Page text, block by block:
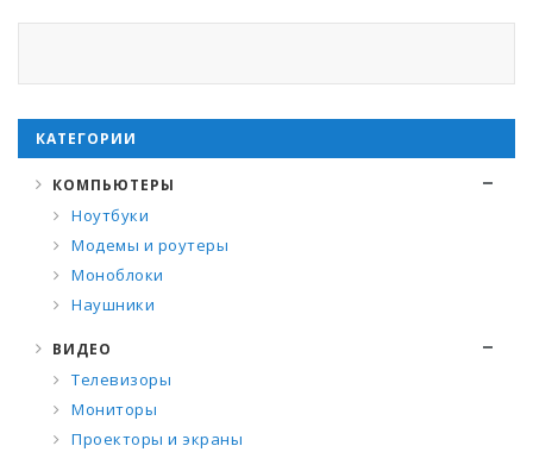
КАТЕГОРИИ
КОМПЬЮТЕРЫ
Ноутбуки
Модемы и роутеры
Моноблоки
Наушники
ВИДЕО
Телевизоры
Мониторы
Проекторы и экраны